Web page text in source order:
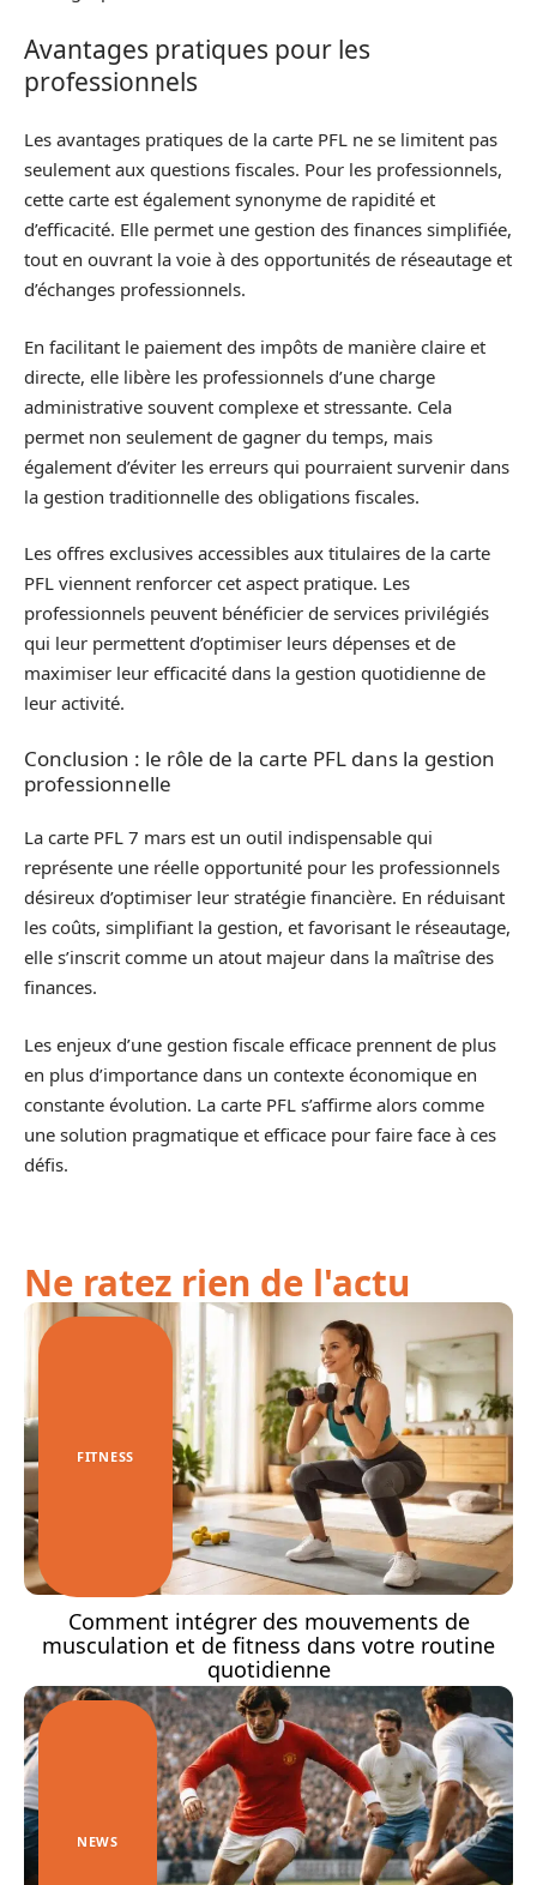
Avantages pratiques pour les
professionnels
Les avantages pratiques de la carte PFL ne se limitent pas
seulement aux questions fiscales. Pour les professionnels,
cette carte est également synonyme de rapidité et
d’efficacité. Elle permet une gestion des finances simplifiée,
tout en ouvrant la voie à des opportunités de réseautage et
d’échanges professionnels.
En facilitant le paiement des impôts de manière claire et
directe, elle libère les professionnels d’une charge
administrative souvent complexe et stressante. Cela
permet non seulement de gagner du temps, mais
également d’éviter les erreurs qui pourraient survenir dans
la gestion traditionnelle des obligations fiscales.
Les offres exclusives accessibles aux titulaires de la carte
PFL viennent renforcer cet aspect pratique. Les
professionnels peuvent bénéficier de services privilégiés
qui leur permettent d’optimiser leurs dépenses et de
maximiser leur efficacité dans la gestion quotidienne de
leur activité.
Conclusion : le rôle de la carte PFL dans la gestion
professionnelle
La carte PFL 7 mars est un outil indispensable qui
représente une réelle opportunité pour les professionnels
désireux d’optimiser leur stratégie financière. En réduisant
les coûts, simplifiant la gestion, et favorisant le réseautage,
elle s’inscrit comme un atout majeur dans la maîtrise des
finances.
Les enjeux d’une gestion fiscale efficace prennent de plus
en plus d’importance dans un contexte économique en
constante évolution. La carte PFL s’affirme alors comme
une solution pragmatique et efficace pour faire face à ces
défis.
Ne ratez rien de l'actu
FITNESS
Comment intégrer des mouvements de
musculation et de fitness dans votre routine
quotidienne
NEWS